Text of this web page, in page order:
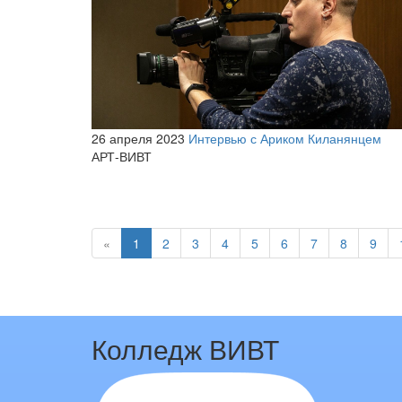
26 апреля 2023 Интервью с Ариком Киланянцем
АРТ-ВИВТ
« 1 2 3 4 5 6 7 8 9
Колледж ВИВТ